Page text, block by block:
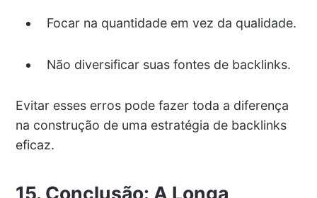
Focar na quantidade em vez da qualidade.
Não diversificar suas fontes de backlinks.
Evitar esses erros pode fazer toda a diferença
na construção de uma estratégia de backlinks
eficaz.
15. Conclusão: A Longa